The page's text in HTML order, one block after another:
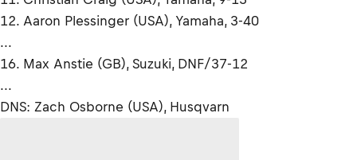
12. Aaron Plessinger (USA), Yamaha, 3-40
...
16. Max Anstie (GB), Suzuki, DNF/37-12
...
DNS: Zach Osborne (USA), Husqvarn